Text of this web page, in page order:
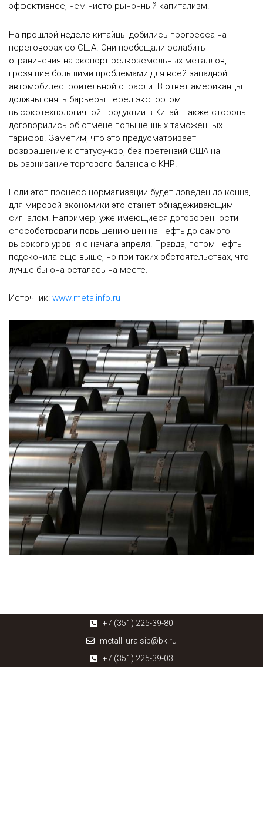
эффективнее, чем чисто рыночный капитализм.
На прошлой неделе китайцы добились прогресса на
переговорах со США. Они пообещали ослабить
ограничения на экспорт редкоземельных металлов,
грозящие большими проблемами для всей западной
автомобилестроительной отрасли. В ответ американцы
должны снять барьеры перед экспортом
высокотехнологичной продукции в Китай. Также стороны
договорились об отмене повышенных таможенных
тарифов. Заметим, что это предусматривает
возвращение к статусу-кво, без претензий США на
выравнивание торгового баланса с КНР.
Если этот процесс нормализации будет доведен до конца,
для мировой экономики это станет обнадеживающим
сигналом. Например, уже имеющиеся договоренности
способствовали повышению цен на нефть до самого
высокого уровня с начала апреля. Правда, потом нефть
подскочила еще выше, но при таких обстоятельствах, что
лучше бы она осталась на месте.
Источник: www.metalinfo.ru
+7 (351) 225-39-80
metall_uralsib@bk.ru
+7 (351) 225-39-03